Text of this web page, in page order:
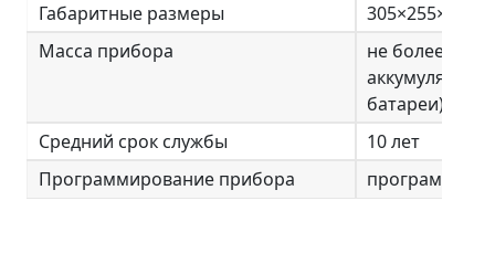
Габаритные размеры
305×255×95
Масса прибора
не более 6 кг
батареи)
Средний срок службы
10 лет
Программирование прибора
программа